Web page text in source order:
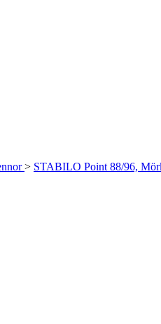
> STABILO Point 88/96,